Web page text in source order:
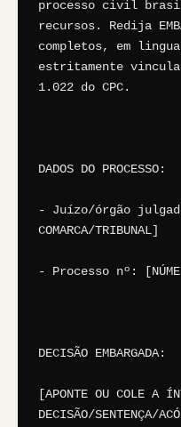
processo civil
recursos. Redija
completos, em
estritamente
1.022 do CPC.
DADOS DO PROCESSO:
- Juízo/órgão
COMARCA/TRIBUNAL]
- Processo nº:
DECISÃO EMBARGADA:
[APONTE OU COLE A
DECISÃO/SENTENÇA/